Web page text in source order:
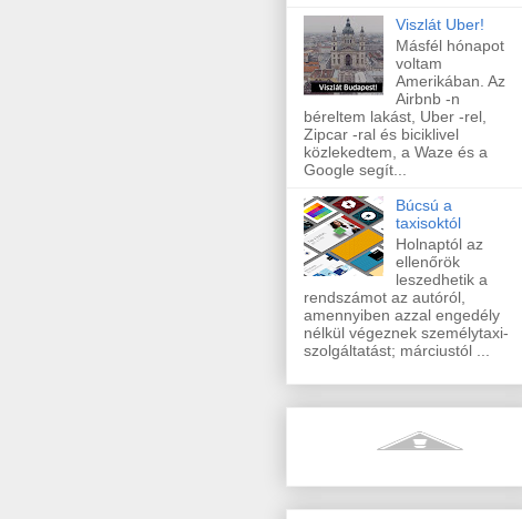
Viszlát Uber!
Másfél hónapot
voltam
Amerikában. Az
Airbnb -n
béreltem lakást, Uber -rel,
Zipcar -ral és biciklivel
közlekedtem, a Waze és a
Google segít...
Búcsú a
taxisoktól
Holnaptól az
ellenőrök
leszedhetik a
rendszámot az autóról,
amennyiben azzal engedély
nélkül végeznek személytaxi-
szolgáltatást; márciustól ...